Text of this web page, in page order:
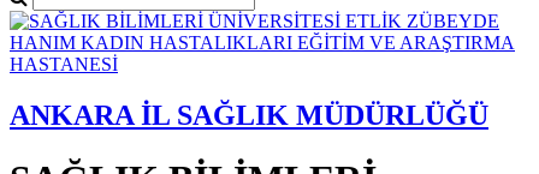
ANKARA İL SAĞLIK MÜDÜRLÜĞÜ